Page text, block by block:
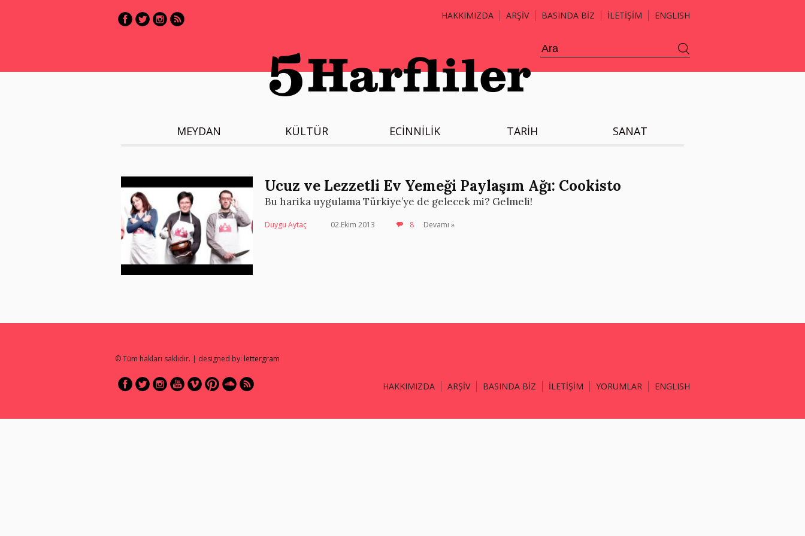
HAKKIMIZDA ARŞİV BASINDA BİZ İLETİŞİM ENGLISH
MEYDAN KÜLTÜR ECİNNİLİK TARİH SANAT
Ucuz ve Lezzetli Ev Yemeği Paylaşım Ağı: Cookisto
Bu harika uygulama Türkiye’ye de gelecek mi? Gelmeli!
Duygu Aytaç 02 Ekim 2013 8 Devamı »
© Tüm hakları saklıdır. | designed by: lettergram
HAKKIMIZDA ARŞİV BASINDA BİZ İLETİŞİM YORUMLAR ENGLISH